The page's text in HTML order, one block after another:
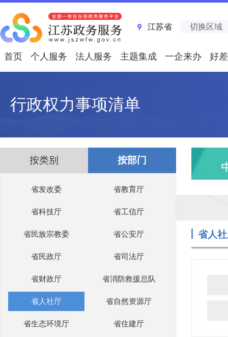
江苏省 切换区域
首页 个人服务 法人服务 主题集成 一企来办 好
行政权力事项清单
按类别 按部门
省发改委 省教育厅
省科技厅 省工信厅
省民族宗教委 省公安厅
省民政厅 省司法厅
省财政厅 省消防救援总队
省人社厅 省自然资源厅
省生态环境厅 省住建厅
省人